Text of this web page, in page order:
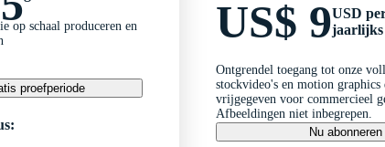
op schaal produceren en
proefperiode
US$ 9USD
jaarlijks
Ontgrendel toegang tot onze
stockvideo's en motion graphics
vrijgegeven voor commercieel
Afbeeldingen niet inbegrepen.
Nu abonneren